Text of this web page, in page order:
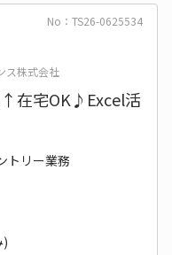
No：TS26-0625534
ス株式会社
↑在宅OK♪Excel活
トリー業務
)